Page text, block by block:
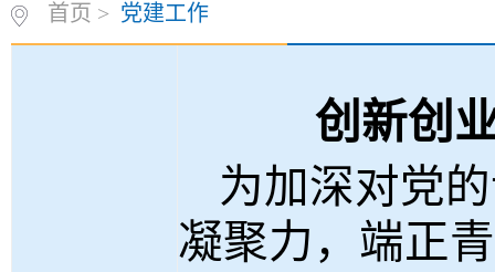
首页 > 党建工作
创新创
为加深对党
凝聚力，端正